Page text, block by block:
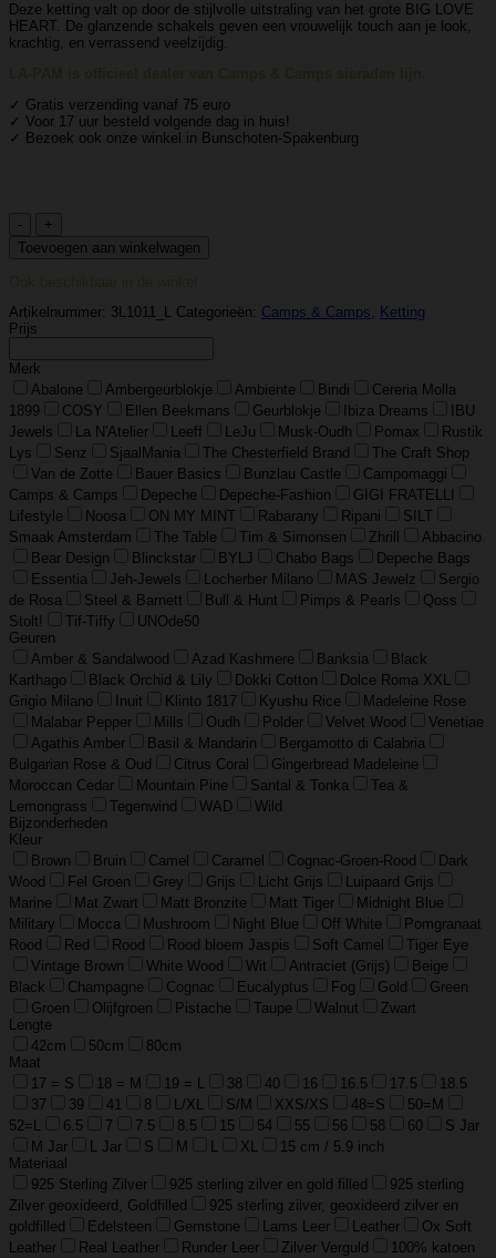
Deze ketting valt op door de stijlvolle uitstraling van het grote BIG LOVE
HEART. De glanzende schakels geven een vrouwelijk touch aan je look,
krachtig, en verrassend veelzijdig.
✓ Gratis verzending vanaf 75 euro
✓ Voor 17 uur besteld volgende dag in huis!
✓ Bezoek ook onze winkel in Bunschoten-Spakenburg
Camps
Big
Heart
Toevoegen aan winkelwagen
Artikelnummer: 3L1011_L Categorieën: Camps & Camps, Ketting
Prijs
Merk
Abalone
Ambergeurblokje Ambiente Bindi
Cereria Molla
1899
COSY Ellen Beekmans Geurblokje Ibiza Dreams
IBU
Jewels
La N'Atelier Leeff LeJu Musk-Oudh Pomax
Rustik
Lys
Senz SjaalMania The Chesterfield Brand
The Craft Shop
Van de Zotte
Bauer Basics Bunzlau Castle
Campomaggi
Camps & Camps
Depeche Depeche-Fashion
GIGI FRATELLI
Lifestyle
Noosa ON MY MINT Rabarany Ripani
SILT
Smaak Amsterdam
The Table Tim & Simonsen Zhrill
Abbacino
Bear Design
Blinckstar BYLJ Chabo Bags
Depeche Bags
Essentia
Jeh-Jewels Locherber Milano MAS Jewelz
Sergio
de Rosa
Steel & Barnett Bull & Hunt Pimps & Pearls
Qoss
Stolt!
Tif-Tiffy
UNOde50
Geuren
Amber & Sandalwood
Azad Kashmere Banksia
Black
Karthago
Black Orchid & Lily Dokki Cotton
Dolce Roma XXL
Grigio Milano
Inuit Klinto 1817 Kyushu Rice
Madeleine Rose
Malabar Pepper
Mills Oudh Polder Velvet Wood
Venetiae
Agathis Amber
Basil & Mandarin
Bergamotto di Calabria
Bulgarian Rose & Oud
Citrus Coral
Gingerbread Madeleine
Moroccan Cedar
Mountain Pine Santal & Tonka
Tea &
Lemongrass
Tegenwind WAD
Wild
Bijzonderheden
Kleur
Brown
Bruin Camel Caramel Cognac-Groen-Rood
Dark
Wood
Fel Groen Grey Grijs Licht Grijs
Luipaard Grijs
Marine
Mat Zwart Matt Bronzite Matt Tiger
Midnight Blue
Military
Mocca Mushroom Night Blue Off White
Pomgranaat
Rood
Red Rood Rood bloem Jaspis Soft Camel
Tiger Eye
Vintage Brown
White Wood Wit Antraciet (Grijs)
Beige
Black
Champagne Cognac Eucalyptus Fog Gold
Green
Groen
Olijfgroen Pistache Taupe Walnut
Zwart
Lengte
42cm
50cm
80cm
Maat
17 = S
18 = M 19 = L 38 40 16 16.5 17.5
18.5
37
39 41 8 L/XL S/M XXS/XS 48=S
50=M
52=L
6.5 7 7.5 8.5 15 54 55 56 58 60
S Jar
M Jar
L Jar S M L XL
15 cm / 5.9 inch
Materiaal
925 Sterling Zilver
925 sterling zilver en gold filled
925 sterling
Zilver geoxideerd, Goldfilled
925 sterling zilver, geoxideerd zilver en
goldfilled
Edelsteen Gemstone Lams Leer Leather
Ox Soft
Leather
Real Leather Runder Leer Zilver Verguld 100% katoen